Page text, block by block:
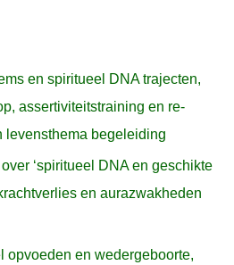
en spiritueel DNA trajecten,
assertiviteitstraining en re-
levensthema begeleiding
‘spiritueel DNA en geschikte
en aurazwakheden
opvoeden en wedergeboorte,